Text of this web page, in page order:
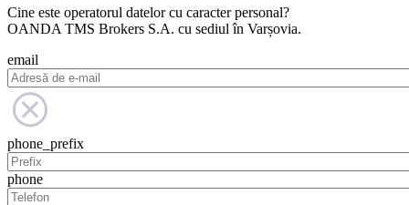
Cine este operatorul datelor cu caracter personal?
OANDA TMS Brokers S.A. cu sediul în Varșovia.
email
phone_prefix
phone